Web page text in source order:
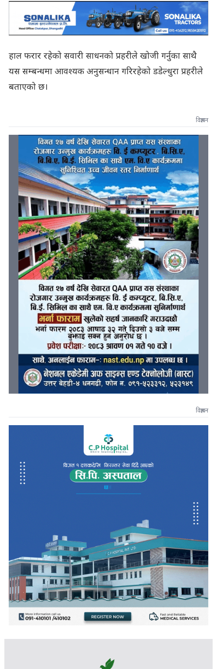
हाल फरार रहेको सवारी साधनको प्रहरीले खोजी गर्नुका साथै
यस सम्बन्धमा आवश्यक अनुसन्धान गरिरहेको डडेल्धुरा प्रहरीले
बताएको छ।
विज्ञापन
विज्ञापन